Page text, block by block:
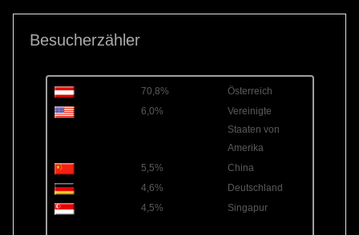
Besucherzähler
70,8%
Österreich
6,0%
Vereinigte
Staaten von
Amerika
5,5%
China
4,6%
Deutschland
4,5%
Singapur